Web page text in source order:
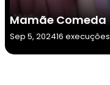
Mamãe Comeda
Sep 5, 202416 execuções